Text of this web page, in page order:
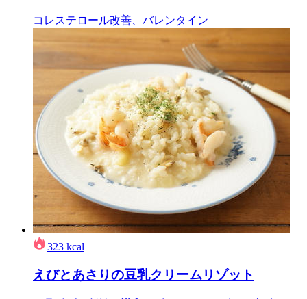
コレステロール改善、バレンタイン
323 kcal
えびとあさりの豆乳クリームリゾット